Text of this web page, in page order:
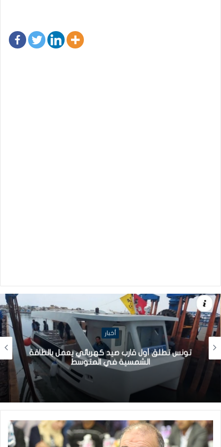
أخبار
تونس تطلق أول قارب صيد كهربائي يعمل بالطاقة
الشمسية في المتوسط